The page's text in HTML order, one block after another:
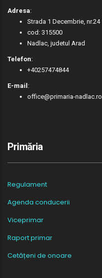
Adresa:
Strada 1 Decembrie, nr.24
cod: 315500
Nadlac, judetul Arad
Telefon:
+40257474844
E-mail :
office@primaria-nadlac.ro
Primăria
Regulament
Agenda conducerii
Viceprimar
Raport primar
Cetățeni de onoare